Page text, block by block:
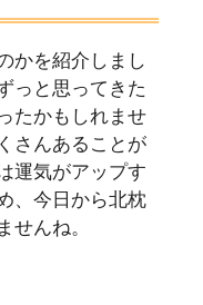
かを紹介しまし
っと思ってきた
たかもしれませ
さんあることが
運気がアップす
、今日から北枕
んね。